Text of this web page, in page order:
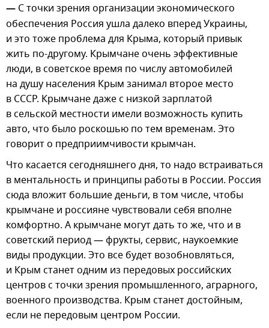
— С точки зрения организации экономического
обеспечения Россия ушла далеко вперед Украины,
и это тоже проблема для Крыма, который привык
жить по-другому. Крымчане очень эффективные
люди, в советское время по числу автомобилей
на душу населения Крым занимал второе место
в СССР. Крымчане даже с низкой зарплатой
в сельской местности имели возможность купить
авто, что было роскошью по тем временам. Это
говорит о предприимчивости крымчан.
Что касается сегодняшнего дня, то надо встраиваться
в ментальность и принципы работы в России. Россия
сюда вложит большие деньги, в том числе, чтобы
крымчане и россияне чувствовали себя вполне
комфортно. А крымчане могут дать то же, что и в
советский период — фрукты, сервис, наукоемкие
виды продукции. Это все будет возобновляться,
и Крым станет одним из передовых российских
центров с точки зрения промышленного, аграрного,
военного производства. Крым станет достойным,
если не передовым центром России.